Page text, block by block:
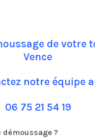
de votre
Vence
notre équipe
06 75 21 54 19
démoussage ?